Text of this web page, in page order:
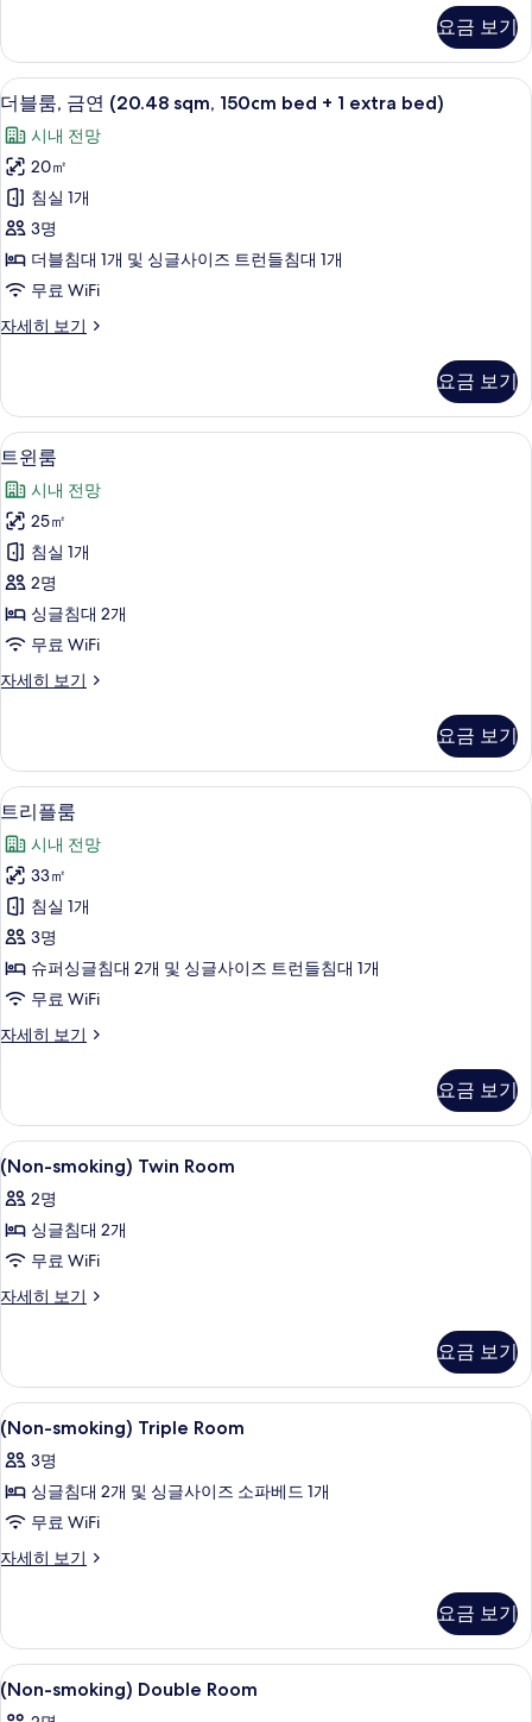
사
진
모
두
보
기
(20.48
sqm,
150cm
bed
width,
Maximum
2
adults)
자
세
히
보
요금 보기
더
블
룸,
금
연
(20.48
sqm,
150cm
bed
extra
bed)
사
진
모
두
보
기
오리/거위털 이불, 객실 내 금고, 책상,
7
더블룸, 금연 (20.48 sqm, 150cm bed + 1 extra bed)
시내 전망
20㎡
침실 1개
3명
더블침대 1개 및 싱글사이즈 트런들침대 1개
무료 WiFi
자세히 보기
더
연
(20.48
sqm,
150cm
bed
+
extra
bed)
자
세
히
기
요금 보기
트
윈
룸
사
진
모
두
기
오리/거위털 이불, 객실 내 금고, 책상,
14
트윈룸
시내 전망
25㎡
침실 1개
2명
싱글침대 2개
무료 WiFi
자세히 보기
트
세
히
보
요금 보기
트
리
플
룸
사
진
모
보
오리/거위털 이불, 객실 내 금고, 책상,
8
트리플룸
시내 전망
33㎡
침실 1개
3명
슈퍼싱글침대 2개 및 싱글사이즈 트런들침대 1개
무료 WiFi
자세히 보기
트
자
세
히
보
기
요금 보기
(Non-
smoking)
Twin
Room
사
진
보
기
오리/거위털 이불, 객실 내 금고, 책상,
18
(Non-smoking) Twin Room
2명
싱글침대 2개
무료 WiFi
자세히 보기
(Non-
자
세
히
보
기
요금 보기
(Non-
smoking)
Triple
Room
사
진
보
기
오리/거위털 이불, 객실 내 금고, 책상,
11
(Non-smoking) Triple Room
3명
싱글침대 2개 및 싱글사이즈 소파베드 1개
무료 WiFi
자세히 보기
(Non-
자
세
히
보
요금 보기
(Non-
smoking)
오리/거위털 이불, 객실 내 금고, 책상,
15
(Non-smoking) Double Room